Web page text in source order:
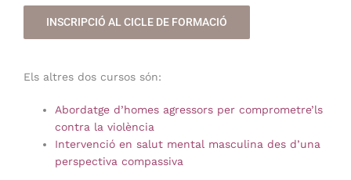
INSCRIPCIÓ AL CICLE DE FORMACIÓ
Els altres dos cursos són:
Abordatge d’homes agressors per comprometre’ls
contra la violència
Intervenció en salut mental masculina des d’una
perspectiva compassiva